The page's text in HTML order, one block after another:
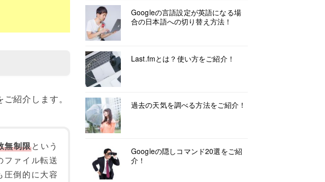
ご紹介します。
無制限という
ファイル転送
圧倒的に大容
Googleの言語設定が英語になる場
合の日本語への切り替え方法！
Last.fmとは？使い方をご紹介！
過去の天気を調べる方法をご紹介！
Googleの隠しコマンド20選をご紹
介！